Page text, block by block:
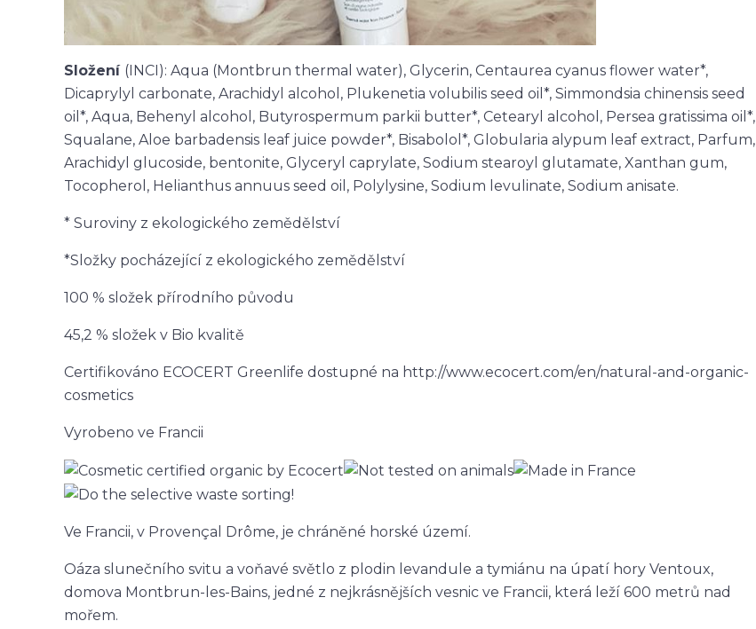
Složení (INCI): Aqua (Montbrun thermal water), Glycerin, Centaurea cyanus flower water*,
Dicaprylyl carbonate, Arachidyl alcohol, Plukenetia volubilis seed oil*, Simmondsia chinensis seed
oil*, Aqua, Behenyl alcohol, Butyrospermum parkii butter*, Cetearyl alcohol, Persea gratissima oil*,
Squalane, Aloe barbadensis leaf juice powder*, Bisabolol*, Globularia alypum leaf extract, Parfum,
Arachidyl glucoside, bentonite, Glyceryl caprylate, Sodium stearoyl glutamate, Xanthan gum,
Tocopherol, Helianthus annuus seed oil, Polylysine, Sodium levulinate, Sodium anisate.
* Suroviny z ekologického zemědělství
*Složky pocházející z ekologického zemědělství
100 % složek přírodního původu
45,2 % složek v Bio kvalitě
Certifikováno ECOCERT Greenlife dostupné na http://www.ecocert.com/en/natural-and-organic-
cosmetics
Vyrobeno ve Francii
Ve Francii, v Provençal Drôme, je chráněné horské území.
Oáza slunečního svitu a voňavé světlo z plodin levandule a tymiánu na úpatí hory Ventoux,
domova Montbrun-les-Bains, jedné z nejkrásnějších vesnic ve Francii, která leží 600 metrů nad
mořem.